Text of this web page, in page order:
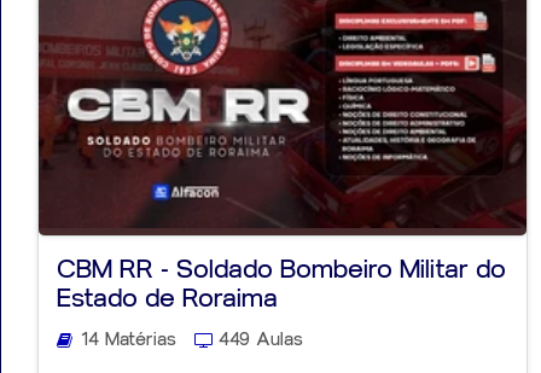
gratuitos
Apostilas
ALFAQUIZ
CBM RR - Soldado Bombeiro Militar do
Estado de Roraima
14 Matérias 449 Aulas